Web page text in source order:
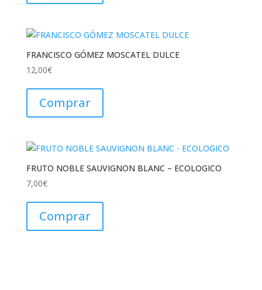
FRANCISCO GÓMEZ MOSCATEL DULCE
12,00€
Comprar
FRUTO NOBLE SAUVIGNON BLANC – ECOLOGICO
7,00€
Comprar